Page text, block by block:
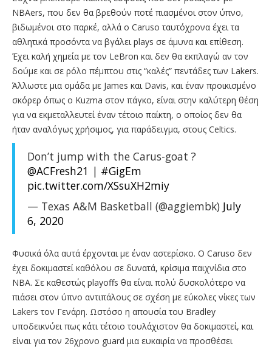
NBAers, που δεν θα βρεθούν ποτέ πιασμένοι στον ύπνο,
βιδωμένοι στο παρκέ, αλλά ο Caruso ταυτόχρονα έχει τα
αθλητικά προσόντα να βγάλει plays σε άμυνα και επίθεση.
Έχει καλή χημεία με τον LeBron και δεν θα εκπλαγώ αν τον
δούμε και σε ρόλο πέμπτου στις “καλές” πεντάδες των Lakers.
Άλλωστε μια ομάδα με James και Davis, και έναν προικισμένο
σκόρερ όπως ο Kuzma στον πάγκο, είναι στην καλύτερη θέση
για να εκμεταλλευτεί έναν τέτοιο παίκτη, ο οποίος δεν θα
ήταν αναλόγως χρήσιμος, για παράδειγμα, στους Celtics.
Don’t jump with the Carus-goat ?
@ACFresh21 | #GigEm
pic.twitter.com/XSsuXH2miy
— Texas A&M Basketball (@aggiembk) July
6, 2020
Φυσικά όλα αυτά έρχονται με έναν αστερίσκο. Ο Caruso δεν
έχει δοκιμαστεί καθόλου σε δυνατά, κρίσιμα παιχνίδια στο
NBA. Σε καθεστώς playoffs θα είναι πολύ δυσκολότερο να
πιάσει στον ύπνο αντιπάλους σε σχέση με εύκολες νίκες των
Lakers τον Γενάρη. Ωστόσο η απουσία του Bradley
υποδεικνύει πως κάτι τέτοιο τουλάχιστον θα δοκιμαστεί, και
είναι για τον 26χρονο guard μια ευκαιρία να προσθέσει